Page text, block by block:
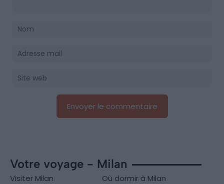
Votre voyage - Milan
Visiter Milan
Où dormir à Milan